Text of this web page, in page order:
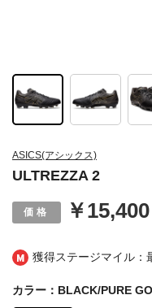
獲得ステージマイル：
ASICS(アシックス)
ULTREZZA 2
￥15,400
カラー：BLACK/PURE